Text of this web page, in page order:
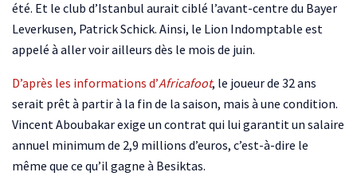
été. Et le club d’Istanbul aurait ciblé l’avant-centre du Bayer
Leverkusen, Patrick Schick. Ainsi, le Lion Indomptable est
appelé à aller voir ailleurs dès le mois de juin.
D’après les informations d’Africafoot, le joueur de 32 ans
serait prêt à partir à la fin de la saison, mais à une condition.
Vincent Aboubakar exige un contrat qui lui garantit un salaire
annuel minimum de 2,9 millions d’euros, c’est-à-dire le
même que ce qu’il gagne à Besiktas.